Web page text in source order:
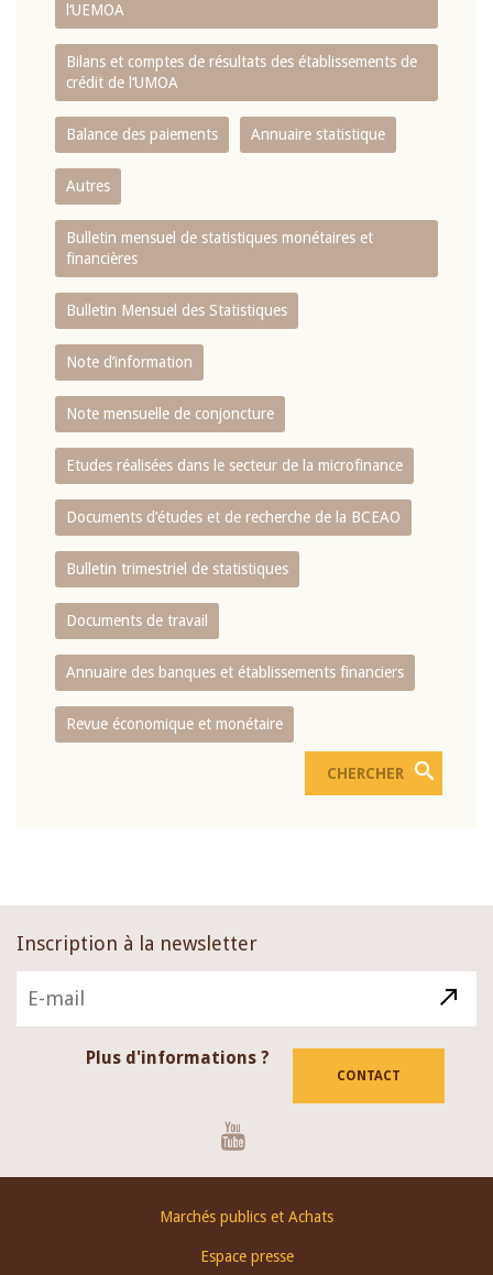
l‘UEMOA
Bilans et comptes de résultats des établissements de
crédit de l‘UMOA
Balance des paiements Annuaire statistique
Autres
Bulletin mensuel de statistiques monétaires et
financières
Bulletin Mensuel des Statistiques
Note d’information
Note mensuelle de conjoncture
Etudes réalisées dans le secteur de la microfinance
Documents d’études et de recherche de la BCEAO
Bulletin trimestriel de statistiques
Documents de travail
Annuaire des banques et établissements financiers
Revue économique et monétaire
Inscription à la newsletter
Plus d'informations ?
CONTACT
Marchés publics et Achats
Espace presse